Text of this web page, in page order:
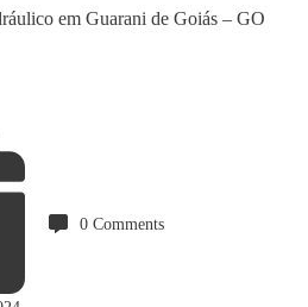
em Guarani de Goiás – GO
0 Comments